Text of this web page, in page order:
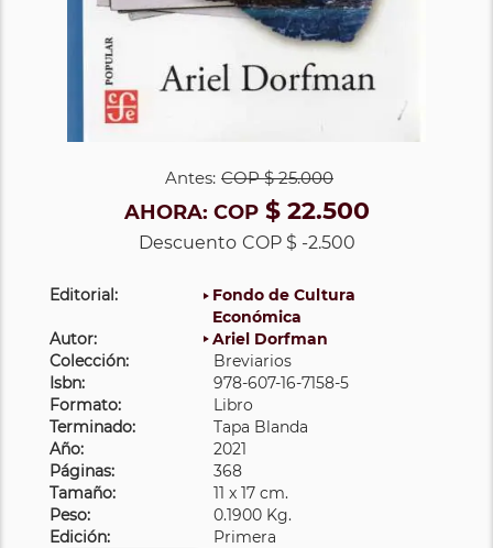
Antes: COP$ 25.000
AHORA: COP$ 22.500
Descuento COP $ -2.500
Editorial:
Fondo de Cultura
Económica
Autor:
Ariel Dorfman
Colección:
Breviarios
Isbn:
978-607-16-7158-5
Formato:
Libro
Terminado:
Tapa Blanda
Año:
2021
Páginas:
368
Tamaño:
11 x 17 cm.
Peso:
0.1900 Kg.
Edición:
Primera